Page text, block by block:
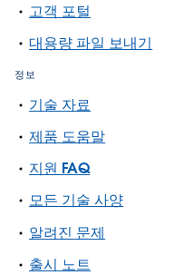
고객 포털
대용량 파일 보내기
정보
기술 자료
제품 도움말
지원 FAQ
모든 기술 사양
알려진 문제
출시 노트